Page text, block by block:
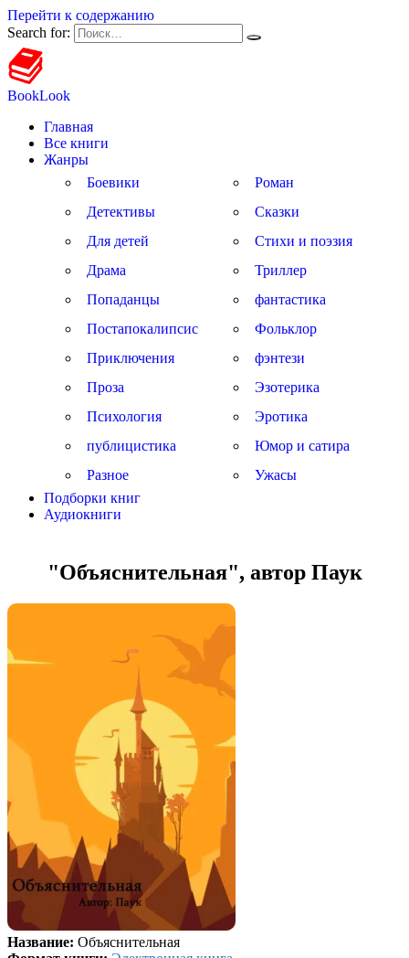
Перейти к содержанию
Search for:
BookLook
Главная
Все книги
Жанры
Боевики
Детективы
Для детей
Драма
Попаданцы
Постапокалипсис
Приключения
Проза
Психология
публицистика
Разное
Роман
Сказки
Стихи и поэзия
Триллер
фантастика
Фольклор
фэнтези
Эзотерика
Эротика
Юмор и сатира
Ужасы
Подборки книг
Аудиокниги
"Объяснительная", автор Паук
Название: Объяснительная